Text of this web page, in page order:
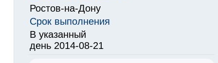
Ростов-на-Дону
Срок выполнения
В указанный
день 2014-08-21